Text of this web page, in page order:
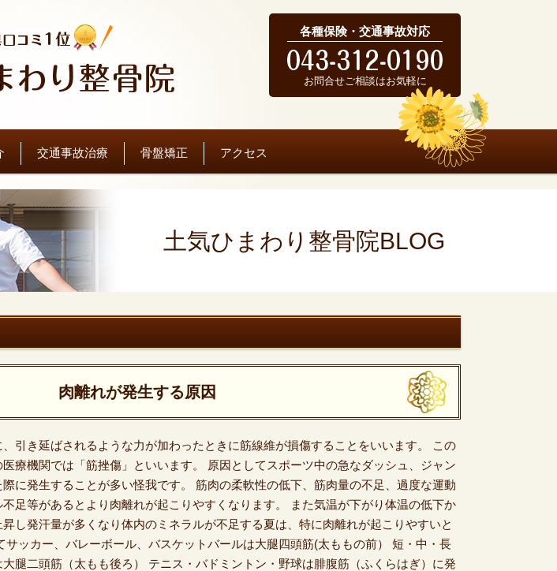
各種保険・交通事故対応
お問合せご相談はお気軽に
交通事故治療 骨盤矯正 アクセス
土気ひまわり整骨院BLOG
肉離れが発生する原因
引き延ばされるような力が加わったときに筋線維が損傷することをいいます。 この
療機関では「筋挫傷」といいます。 原因としてスポーツ中の急なダッシュ、ジャン
に発生することが多い怪我です。 筋肉の柔軟性の低下、筋肉量の不足、過度な運動
足等があるとより肉離れが起こりやすくなります。 また気温が下がり体温の低下か
し発汗量が多くなり体内のミネラルが不足する夏は、特に肉離れが起こりやすいと
サッカー、バレーボール、バスケットバールは大腿四頭筋(太ももの前） 短・中・長
腿二頭筋（太もも後ろ） テニス・バドミントン・野球は腓腹筋（ふくらはぎ）に発